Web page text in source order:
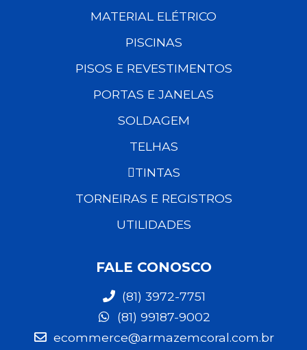
MATERIAL ELÉTRICO
PISCINAS
PISOS E REVESTIMENTOS
PORTAS E JANELAS
SOLDAGEM
TELHAS
TINTAS
TORNEIRAS E REGISTROS
UTILIDADES
FALE CONOSCO
(81) 3972-7751
(81) 99187-9002
ecommerce@armazemcoral.com.br